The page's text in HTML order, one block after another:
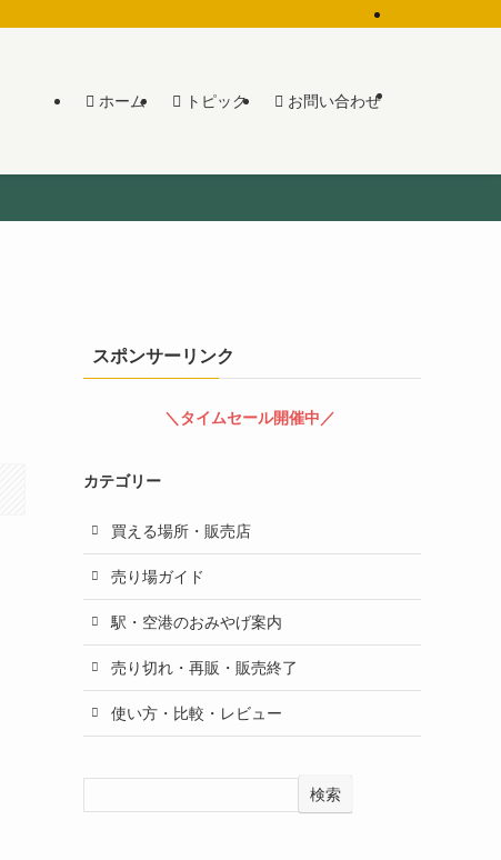
ホーム トピック お問い合わせ
スポンサーリンク
＼タイムセール開催中／
カテゴリー
買える場所・販売店
売り場ガイド
駅・空港のおみやげ案内
売り切れ・再販・販売終了
使い方・比較・レビュー
検索